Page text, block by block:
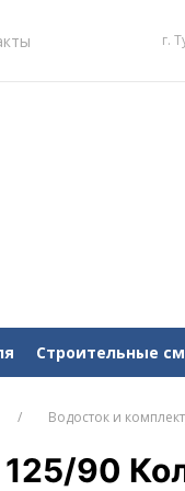
г.
Строительные
Водосток и
90